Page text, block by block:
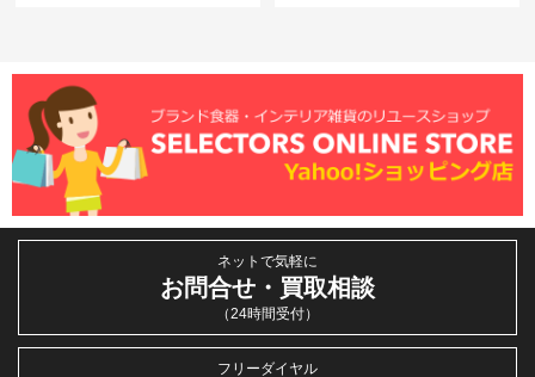
ネットで気軽に
お問合せ・買取相談
（24時間受付）
フリーダイヤル